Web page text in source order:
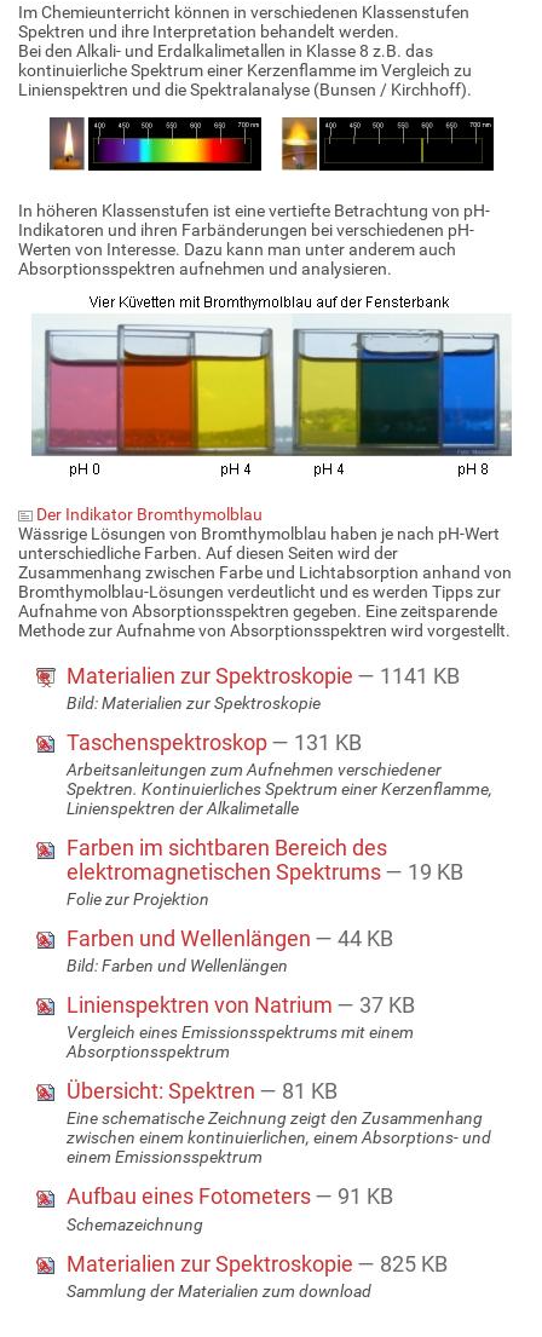
Im Chemieunterricht können in verschiedenen Klassenstufen
Spektren und ihre Interpretation behandelt werden.
Bei den Alkali- und Erdalkalimetallen in Klasse 8 z.B. das
kontinuierliche Spektrum einer Kerzenflamme im Vergleich zu
Linienspektren und die Spektralanalyse (Bunsen / Kirchhoff).
In höheren Klassenstufen ist eine vertiefte Betrachtung von pH-
Indikatoren und ihren Farbänderungen bei verschiedenen pH-
Werten von Interesse. Dazu kann man unter anderem auch
Absorptionsspektren aufnehmen und analysieren.
Der Indikator Bromthymolblau
Wässrige Lösungen von Bromthymolblau haben je nach pH-Wert
unterschiedliche Farben. Auf diesen Seiten wird der
Zusammenhang zwischen Farbe und Lichtabsorption anhand von
Bromthymolblau-Lösungen verdeutlicht und es werden Tipps zur
Aufnahme von Absorptionsspektren gegeben. Eine zeitsparende
Methode zur Aufnahme von Absorptionsspektren wird vorgestellt.
Materialien zur Spektroskopie — 1141 KB
Bild: Materialien zur Spektroskopie
Taschenspektroskop— 131 KB
Arbeitsanleitungen zum Aufnehmen verschiedener
Spektren. Kontinuierliches Spektrum einer Kerzenflamme,
Linienspektren der Alkalimetalle
Farben im sichtbaren Bereich des
elektromagnetischen Spektrums— 19 KB
Folie zur Projektion
Farben und Wellenlängen — 44 KB
Bild: Farben und Wellenlängen
Linienspektren von Natrium — 37 KB
Vergleich eines Emissionsspektrums mit einem
Absorptionsspektrum
Übersicht: Spektren — 81 KB
Eine schematische Zeichnung zeigt den Zusammenhang
zwischen einem kontinuierlichen, einem Absorptions- und
einem Emissionsspektrum
Aufbau eines Fotometers— 91 KB
Schemazeichnung
Materialien zur Spektroskopie — 825 KB
Sammlung der Materialien zum download